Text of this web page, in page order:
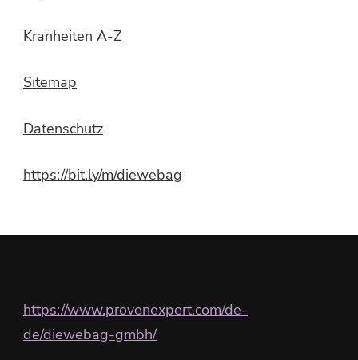
Kranheiten A-Z
Sitemap
Datenschutz
https://bit.ly/m/diewebag
https://www.provenexpert.com/de-
de/diewebag-gmbh/